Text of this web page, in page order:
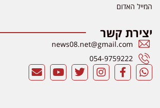
המייל האדום
יצירת קשר
news08.net@gmail.com
054-9759222